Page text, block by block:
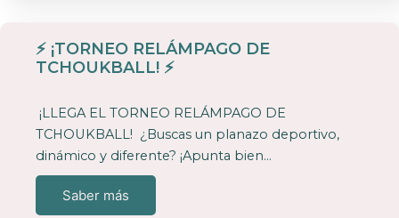
⚡ ¡TORNEO RELÁMPAGO DE
TCHOUKBALL! ⚡
¡LLEGA EL TORNEO RELÁMPAGO DE
TCHOUKBALL! ¿Buscas un planazo deportivo,
dinámico y diferente? ¡Apunta bien…
Saber más